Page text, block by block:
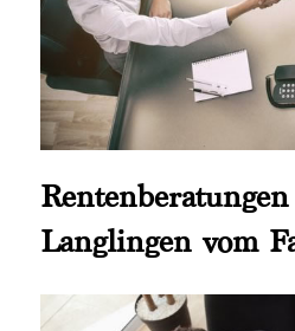
Rentenberatungen
Langlingen vom